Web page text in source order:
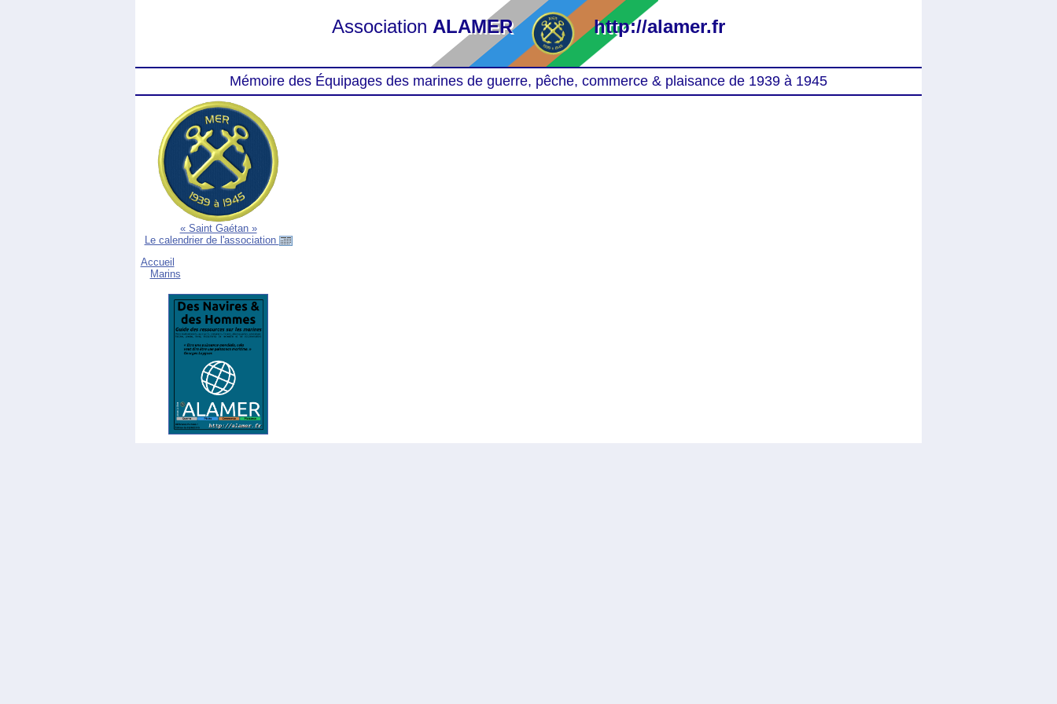
Association ALAMER http://alamer.fr
Mémoire des Équipages des marines de guerre, pêche, commerce & plaisance de 1939 à 1945
« Saint Gaétan »
Le calendrier de l'association
Accueil
Marins